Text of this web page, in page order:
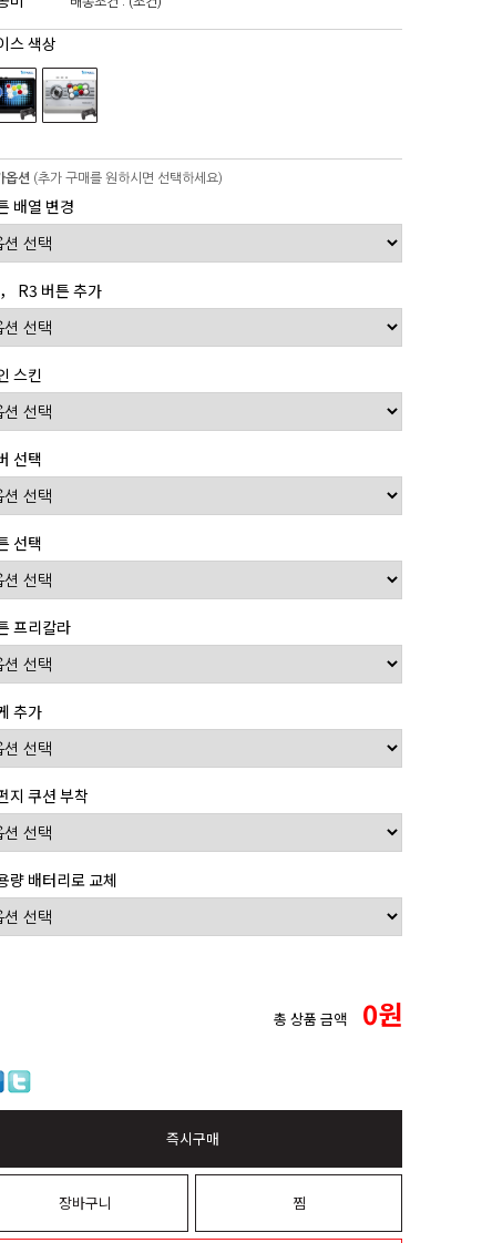
스 색상
옵션 (추가 구매를 원하시면 선택하세요)
배열 변경
R3 버튼 추가
스킨
선택
선택
프리칼라
추가
지 쿠션 부착
량 배터리로 교체
총 상품 금액 0원
즉시구매
장바구니 찜